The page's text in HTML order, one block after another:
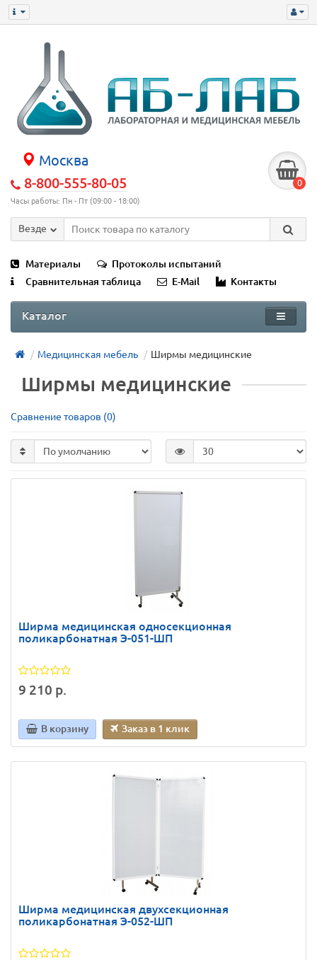
Москва
8-800-555-80-05
Часы работы: Пн - Пт (09:00 - 18:00)
0
Везде
Материалы
Протоколы испытаний
Сравнительная таблица
E-Mail Контакты
Каталог
Медицинская мебель Ширмы медицинские
Ширмы медицинские
Сравнение товаров (0)
Ширма медицинская односекционная
поликарбонатная Э-051-ШП
9 210 р.
В корзину Заказ в 1 клик
Ширма медицинская двухсекционная
поликарбонатная Э-052-ШП